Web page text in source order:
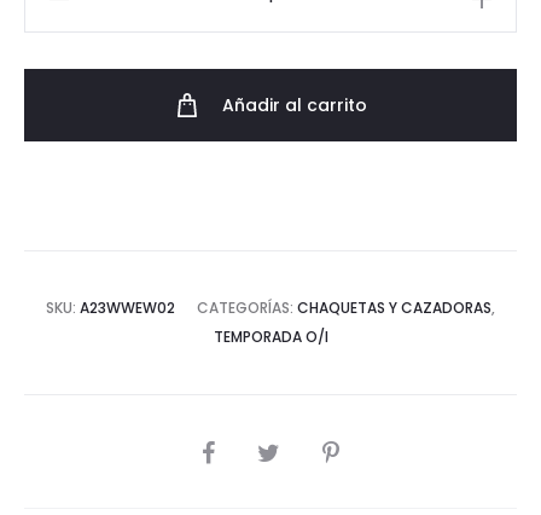
Añadir al carrito
SKU: A23WWEW02 CATEGORÍAS: CHAQUETAS Y CAZADORAS,
TEMPORADA O/I
COMPARTIR